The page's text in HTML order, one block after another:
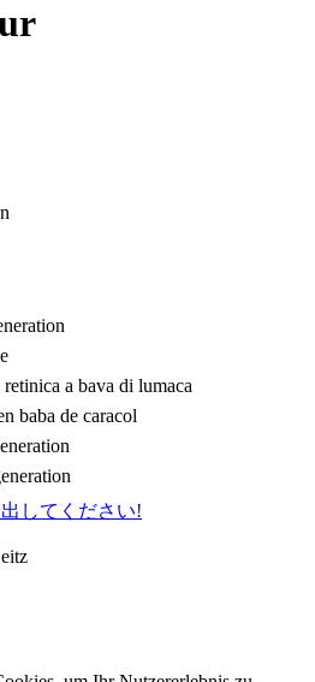
retinica a bava di lumaca
baba de caracol
してください!